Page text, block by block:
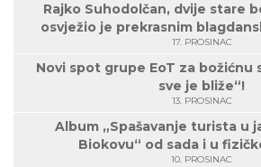
Rajko Suhodolčan, dvije stare
osvježio je prekrasnim
17. PROSINAC
Novi spot grupe EoT za božićnu
sve je bliže“!
13. PROSINAC
Album „Spašavanje turista u
Biokovu“ od sada i u
10. PROSINAC